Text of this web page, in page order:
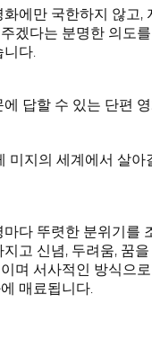
에만 국한하지 않고,
겠다는 분명한 의도
니다.
답할 수 있는 단편
미지의 세계에서 살아
마다 뚜렷한 분위기를
고 신념, 두려움, 꿈
며 서사적인 방식으
매료됩니다.